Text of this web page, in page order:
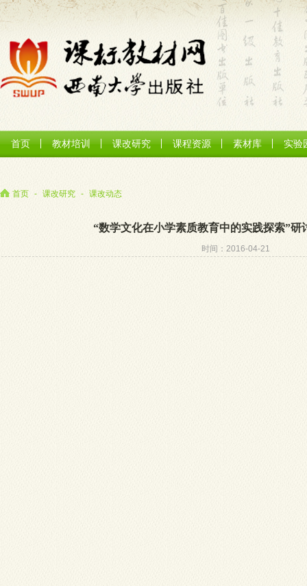
首页 教材培训 课改研究 课程资源 素材库 实验
首页 - 课改研究 - 课改动态
“数学文化在小学素质教育中的实践探索”研
时间：2016-04-21